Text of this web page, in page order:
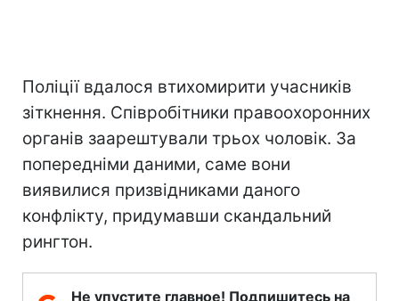
Поліції вдалося втихомирити учасників
зіткнення. Співробітники правоохоронних
органів заарештували трьох чоловік. За
попередніми даними, саме вони
виявилися призвідниками даного
конфлікту, придумавши скандальний
рингтон.
Не упустите главное! Подпишитесь на